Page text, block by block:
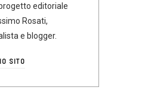
editoriale
Rosati,
e blogger.
SITO